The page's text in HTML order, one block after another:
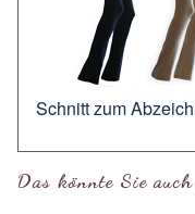
Schnitt zum
Das könnte Sie